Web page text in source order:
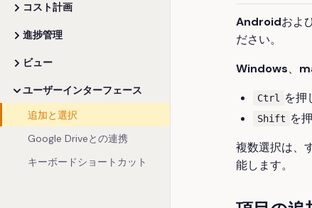
コスト計画
進捗管理
ビュー
ユーザーインターフェース
追加と選択
Google Driveとの連携
キーボードショートカット
Androidおよ
ださい。
Windows、
Ctrl を押
Shift を
複数選択は、
能します。